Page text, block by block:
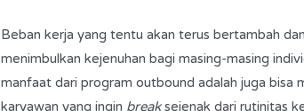
Beban kerja yang tentu akan terus bertambah
menimbulkan kejenuhan bagi masing-masing
manfaat dari program outbound adalah juga bisa
karyawan yang ingin breaksejenak dari rutinitas